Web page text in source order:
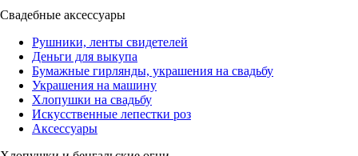
Свадебные аксессуары
Рушники, ленты свидетелей
Деньги для выкупа
Бумажные гирлянды, украшения на свадьбу
Украшения на машину
Хлопушки на свадьбу
Искусственные лепестки роз
Аксессуары